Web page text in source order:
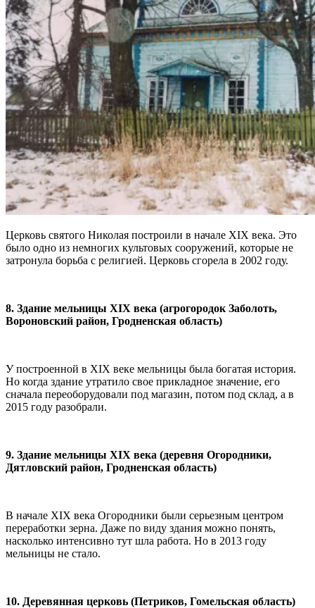
Церковь святого Николая построили в начале ХІХ века. Это
было одно из немногих культовых сооружений, которые не
затронула борьба с религией. Церковь сгорела в 2002 году.
8. Здание мельницы ХІХ века (агрогородок Заболоть,
Вороновский район, Гродненская область)
У построенной в ХІХ веке мельницы была богатая история.
Но когда здание утратило свое прикладное значение, его
сначала переоборудовали под магазин, потом под склад, а в
2015 году разобрали.
9. Здание мельницы ХІХ века (деревня Огородники,
Дятловский район, Гродненская область)
В начале ХІХ века Огородники были серьезным центром
переработки зерна. Даже по виду здания можно понять,
насколько интенсивно тут шла работа. Но в 2013 году
мельницы не стало.
10. Деревянная церковь (Петриков, Гомельская область)